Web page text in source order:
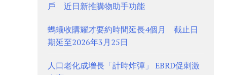
戶 近日新推購物助手功能
螞蟻收購耀才要約時間延長4個月 截止日
期延至2026年3月25日
人口老化成增長「計時炸彈」 EBRD促刺激